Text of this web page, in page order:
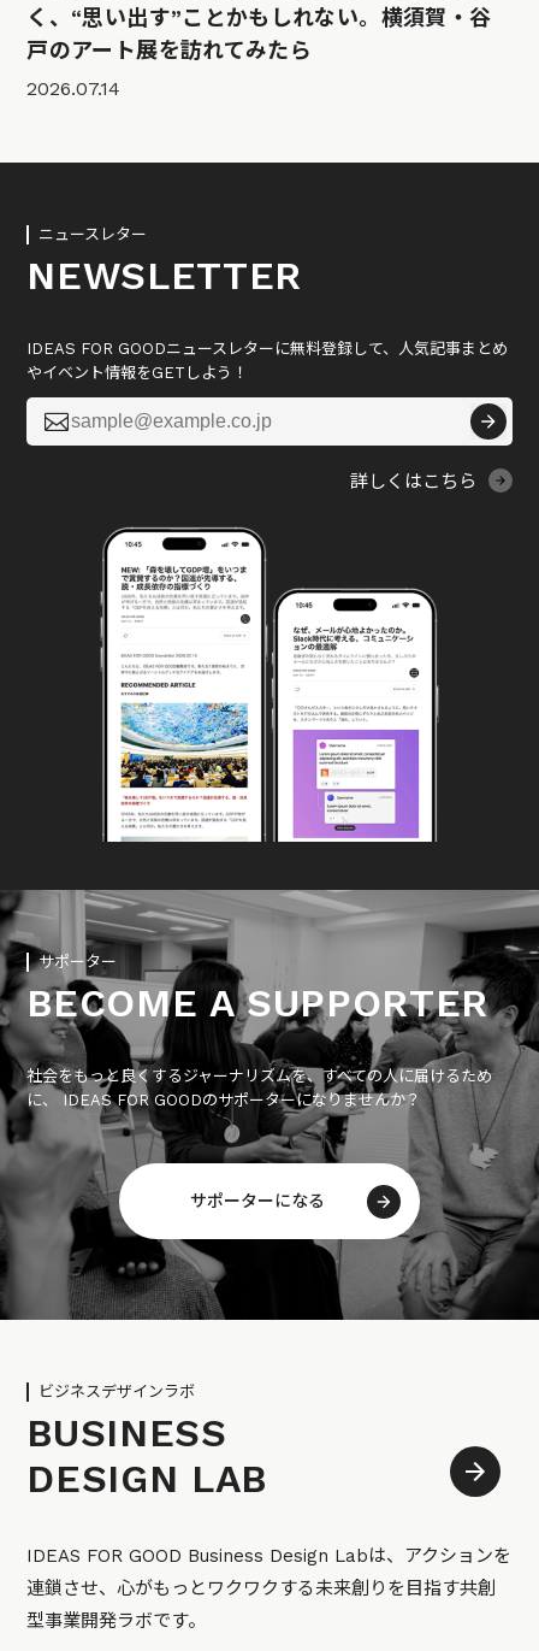
く、“思い出す”ことかもしれない。横須賀・谷
戸のアート展を訪れてみたら
2026.07.14
ニュースレター
NEWSLETTER
IDEAS FOR GOODニュースレターに無料登録して、人気記事まとめ
やイベント情報をGETしよう！

詳しくはこちら
サポーター
BECOME A SUPPORTER
社会をもっと良くするジャーナリズムを、すべての人に届けるため
に、 IDEAS FOR GOODのサポーターになりませんか？
サポーターになる
ビジネスデザインラボ
BUSINESS
DESIGN LAB
IDEAS FOR GOOD Business Design Labは、アクションを
連鎖させ、心がもっとワクワクする未来創りを目指す共創
型事業開発ラボです。